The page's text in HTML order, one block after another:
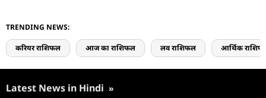
TRENDING NEWS:
करियर राशिफल आज का राशिफल लव राशिफल आर्थिक
Latest News in Hindi »